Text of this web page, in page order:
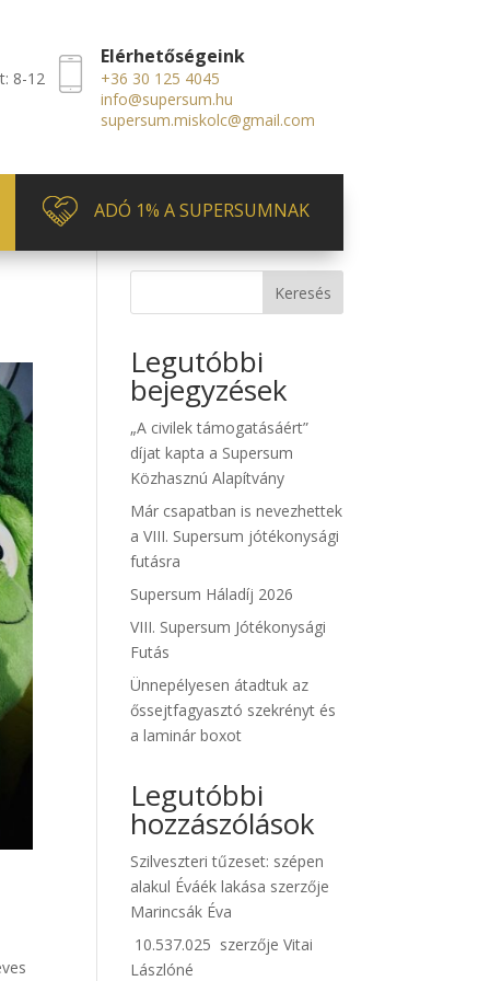
8-12
Elérhetőségeink
+36 30 125 4045
info@supersum.hu
supersum.miskolc@gmail.com
ADÓ 1% A SUPERSUMNAK
Keresés
Legutóbbi
bejegyzések
„A civilek támogatásáért”
díjat kapta a Supersum
Közhasznú Alapítvány
Már csapatban is nevezhettek
a VIII. Supersum jótékonysági
futásra
Supersum Háladíj 2026
VIII. Supersum Jótékonysági
Futás
Ünnepélyesen átadtuk az
őssejtfagyasztó szekrényt és
a laminár boxot
Legutóbbi
hozzászólások
Szilveszteri tűzeset: szépen
alakul Éváék lakása szerzője
Marincsák Éva
10.537.025 szerzőjeVitai
Lászlóné